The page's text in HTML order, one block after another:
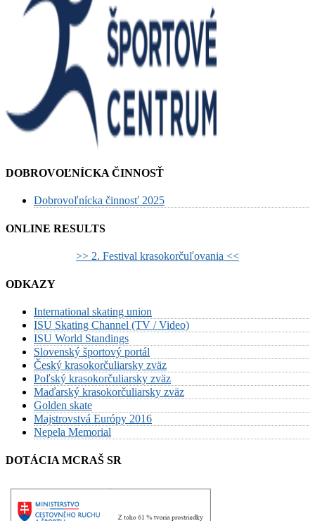
DOBROVOĽNÍCKA ČINNOSŤ
Dobrovoľnícka činnosť 2025
ONLINE RESULTS
>> 2. Festival krasokorčuľovania <<
ODKAZY
International skating union
ISU Skating Channel (TV / Video)
ISU World Standings
Slovenský športový portál
Český krasokorčuliarsky zväz
Poľský krasokorčuliarsky zväz
Maďarský krasokorčuliarsky zväz
Golden skate
Majstrovstvá Európy 2016
Nepela Memorial
DOTÁCIA MCRAŠ SR